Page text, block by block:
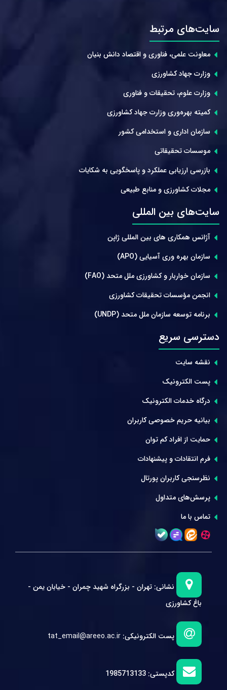
سایت‌های مرتبط
معاونت علمی، فناوری و اقتصاد دانش بنیان
وزارت جهاد کشاورزی
وزارت علوم، تحقیقات و فناوری
کمیته بهره‌وری وزارت جهاد کشاورزی
سازمان اداری و استخدامی کشور
موسسات تحقیقاتی
بازرسی ارزیابی عملکرد و پاسخگویی به شکایات
مجلات کشاورزی و منابع طبیعی
سایت‌های بین المللی
آژانس همکاری های بین المللی ژاپن
سازمان بهره وری آسیایی (APO)
سازمان خواربار و کشاورزی ملل متحد (FAO)
انجمن مؤسسات تحقیقات کشاورزی
برنامه توسعه سازمان ملل متحد (UNDP)
دسترسی سریع
نقشه سایت
پست الکترونیک
درگاه خدمات الکترونیک
بیانیه حریم خصوصی کاربران
حمایت از افراد کم توان
فرم انتقادات و پیشنهادات
نظرسنجی کاربران پورتال
پرسش‌های متداول
تماس با ما
نشانی: تهران - بزرگراه شهید چمران - خیابان یمن -
باغ کشاورزی
پست الکترونیکی: tat_email@areeo.ac.ir
کدپستی: 1985713133